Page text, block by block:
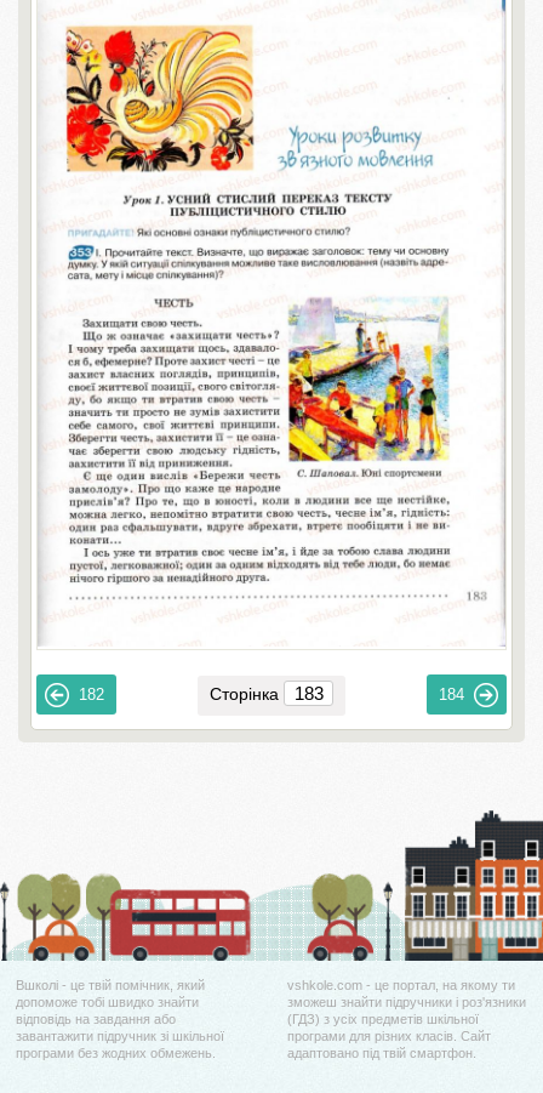
182 Сторінка 184
Вшколі - це твій помічник, який
допоможе тобі швидко знайти
відповідь на завдання або
завантажити підручник зі шкільної
програми без жодних обмежень.
vshkole.com - це портал, на якому ти
зможеш знайти підручники і роз'язники
(ГДЗ) з усіх предметів шкільної
програми для різних класів. Сайт
адаптовано під твій смартфон.